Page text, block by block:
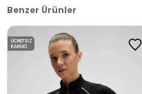
Benzer Ürünler
ÜCRETSIZ
KARGO